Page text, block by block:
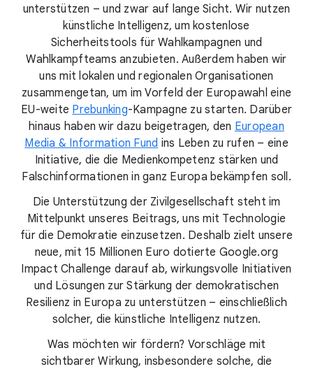
unterstützen – und zwar auf lange Sicht. Wir nutzen
künstliche Intelligenz, um kostenlose
Sicherheitstools für Wahlkampagnen und
Wahlkampfteams anzubieten. Außerdem haben wir
uns mit lokalen und regionalen Organisationen
zusammengetan, um im Vorfeld der Europawahl eine
EU-weite Prebunking-Kampagne zu starten. Darüber
hinaus haben wir dazu beigetragen, den European
Media & Information Fund ins Leben zu rufen – eine
Initiative, die die Medienkompetenz stärken und
Falschinformationen in ganz Europa bekämpfen soll.
Die Unterstützung der Zivilgesellschaft steht im
Mittelpunkt unseres Beitrags, uns mit Technologie
für die Demokratie einzusetzen. Deshalb zielt unsere
neue, mit 15 Millionen Euro dotierte Google.org
Impact Challenge darauf ab, wirkungsvolle Initiativen
und Lösungen zur Stärkung der demokratischen
Resilienz in Europa zu unterstützen – einschließlich
solcher, die künstliche Intelligenz nutzen.
Was möchten wir fördern? Vorschläge mit
sichtbarer Wirkung, insbesondere solche, die